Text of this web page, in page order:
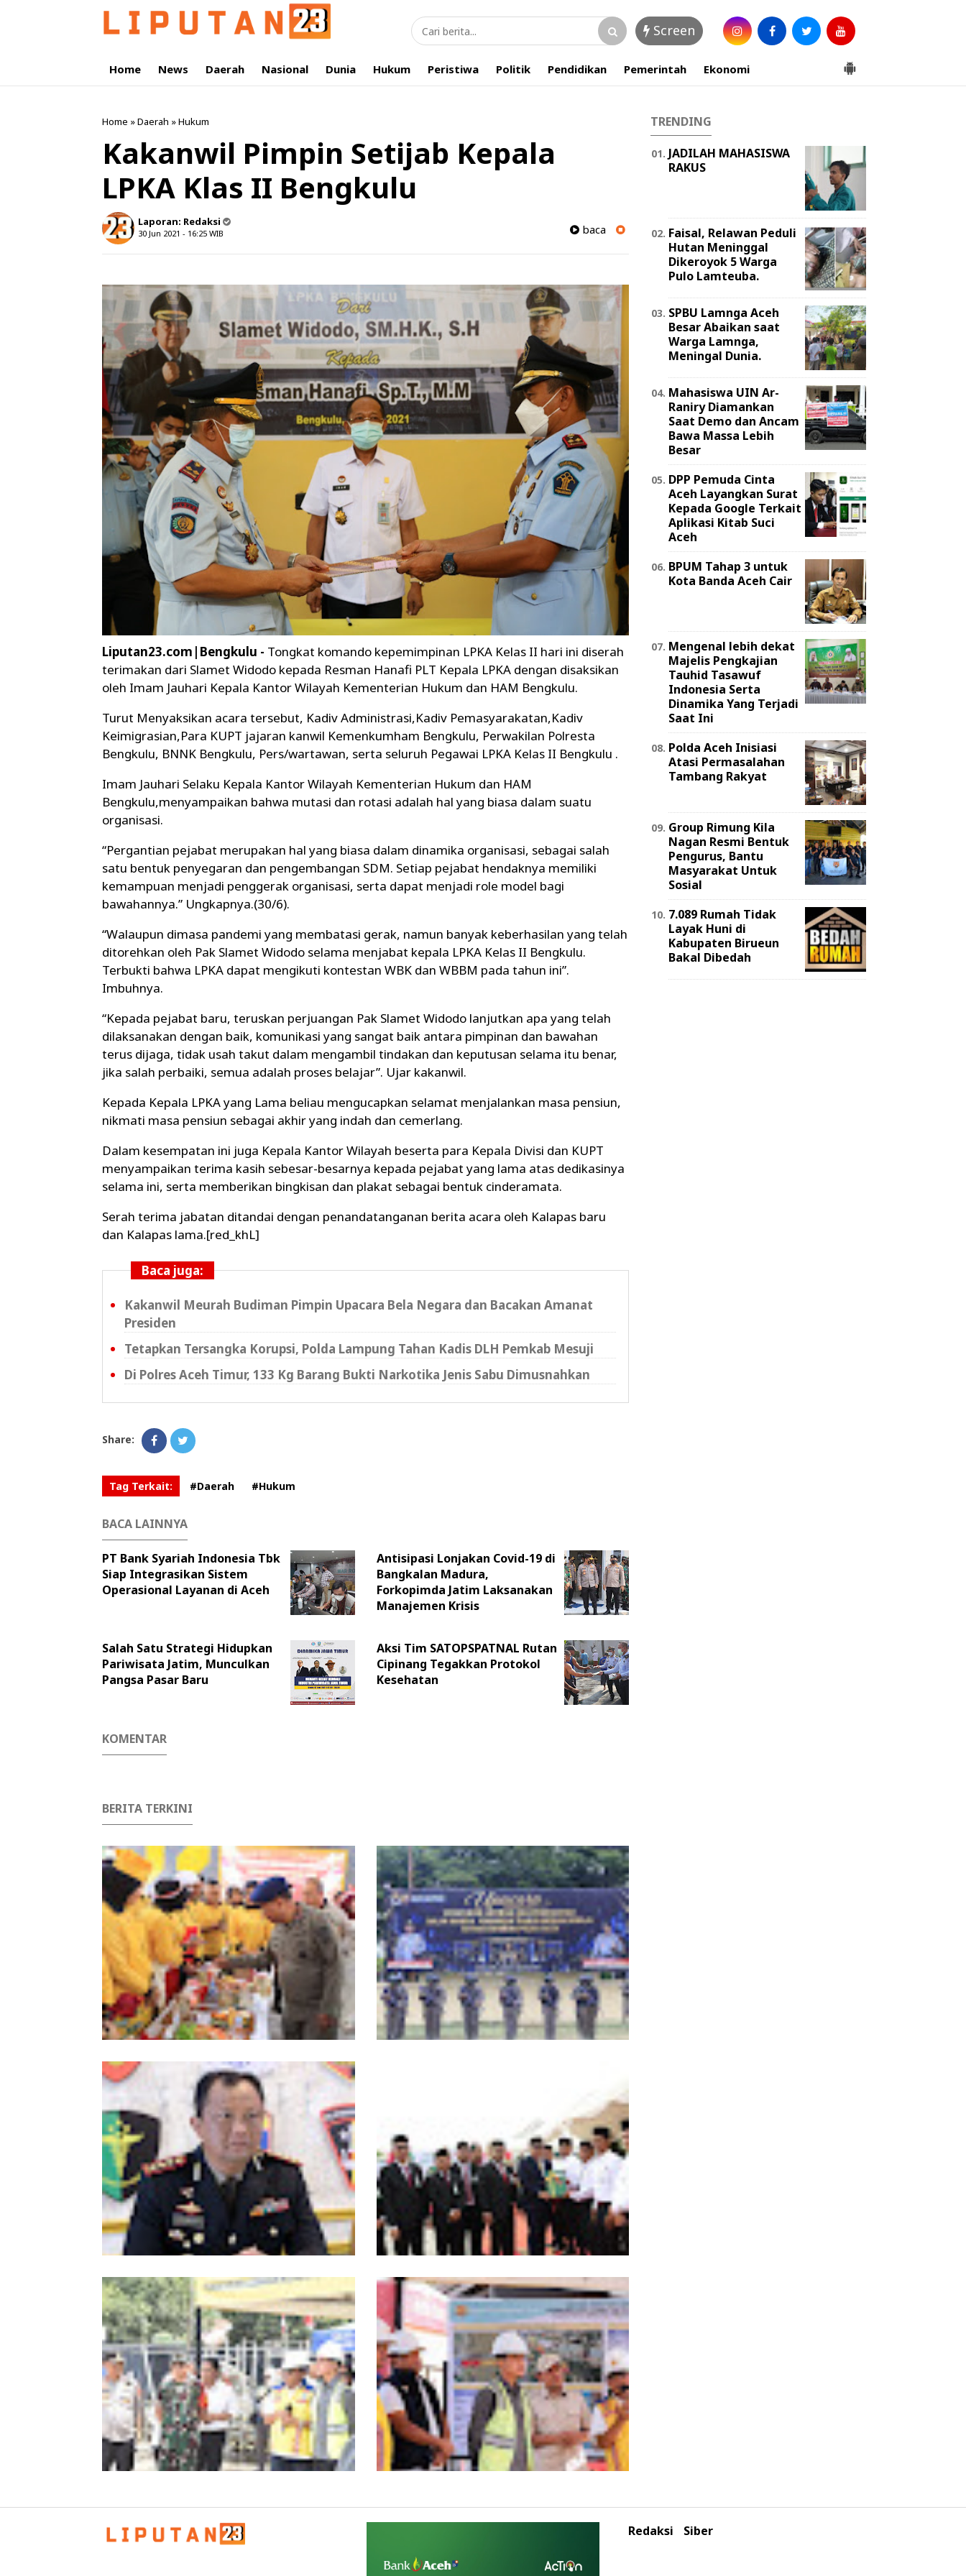
Screen
Home News Daerah Nasional Dunia Hukum Peristiwa Politik Pendidikan Pemerintah Ekonomi
Home »Daerah »Hukum
Kakanwil Pimpin Setijab Kepala
LPKA Klas II Bengkulu
Laporan: Redaksi
30 Jun 2021 - 16:25 WIB baca
Liputan23.com|Bengkulu - Tongkat komando kepemimpinan LPKA Kelas II hari ini diserah
terimakan dari Slamet Widodo kepada Resman Hanafi PLT Kepala LPKA dengan disaksikan
oleh Imam Jauhari Kepala Kantor Wilayah Kementerian Hukum dan HAM Bengkulu.
Turut Menyaksikan acara tersebut, Kadiv Administrasi,Kadiv Pemasyarakatan,Kadiv
Keimigrasian,Para KUPT jajaran kanwil Kemenkumham Bengkulu, Perwakilan Polresta
Bengkulu, BNNK Bengkulu, Pers/wartawan, serta seluruh Pegawai LPKA Kelas II Bengkulu .
Imam Jauhari Selaku Kepala Kantor Wilayah Kementerian Hukum dan HAM
Bengkulu,menyampaikan bahwa mutasi dan rotasi adalah hal yang biasa dalam suatu
organisasi.
“Pergantian pejabat merupakan hal yang biasa dalam dinamika organisasi, sebagai salah
satu bentuk penyegaran dan pengembangan SDM. Setiap pejabat hendaknya memiliki
kemampuan menjadi penggerak organisasi, serta dapat menjadi role model bagi
bawahannya.” Ungkapnya.(30/6).
“Walaupun dimasa pandemi yang membatasi gerak, namun banyak keberhasilan yang telah
ditorehkan oleh Pak Slamet Widodo selama menjabat kepala LPKA Kelas II Bengkulu.
Terbukti bahwa LPKA dapat mengikuti kontestan WBK dan WBBM pada tahun ini”.
Imbuhnya.
“Kepada pejabat baru, teruskan perjuangan Pak Slamet Widodo lanjutkan apa yang telah
dilaksanakan dengan baik, komunikasi yang sangat baik antara pimpinan dan bawahan
terus dijaga, tidak usah takut dalam mengambil tindakan dan keputusan selama itu benar,
jika salah perbaiki, semua adalah proses belajar”. Ujar kakanwil.
Kepada Kepala LPKA yang Lama beliau mengucapkan selamat menjalankan masa pensiun,
nikmati masa pensiun sebagai akhir yang indah dan cemerlang.
Dalam kesempatan ini juga Kepala Kantor Wilayah beserta para Kepala Divisi dan KUPT
menyampaikan terima kasih sebesar-besarnya kepada pejabat yang lama atas dedikasinya
selama ini, serta memberikan bingkisan dan plakat sebagai bentuk cinderamata.
Serah terima jabatan ditandai dengan penandatanganan berita acara oleh Kalapas baru
dan Kalapas lama.[red_khL]
Baca juga:
Kakanwil Meurah Budiman Pimpin Upacara Bela Negara dan Bacakan Amanat
Presiden
Tetapkan Tersangka Korupsi, Polda Lampung Tahan Kadis DLH Pemkab Mesuji
Di Polres Aceh Timur, 133 Kg Barang Bukti Narkotika Jenis Sabu Dimusnahkan
Share:
Tag Terkait: #Daerah #Hukum
BACA LAINNYA
PT Bank Syariah Indonesia Tbk
Siap Integrasikan Sistem
Operasional Layanan di Aceh
Antisipasi Lonjakan Covid-19 di
Bangkalan Madura,
Forkopimda Jatim Laksanakan
Manajemen Krisis
Salah Satu Strategi Hidupkan
Pariwisata Jatim, Munculkan
Pangsa Pasar Baru
Aksi Tim SATOPSPATNAL Rutan
Cipinang Tegakkan Protokol
Kesehatan
KOMENTAR
BERITA TERKINI
Meriahkan HUT Ke-81 Kemerdekaan RI,
Polda Aceh Gelar Lomba Memasak Nasi
Goreng dan Aneka Minuman
Kapolda Aceh Tutup Pembinaan Tradisi
dan Pembaretan 65 Bintara Remaja
Satbrimob Polda Aceh
Kombes Andi Kirana Diperiksa Mabes
Polri, Kapolda Tunjuk Kabid TIK sebagai
Pelaksana Tugas Kapolresta Banda Aceh
HUT ke-53 Bank Aceh: Momentum
Memperkuat Amanah, Menumbuhkan
Keberkahan Bagi Aceh
Kapolda Aceh Bersama Forkopimda
Kunjungi Aceh, Pastikan Pemulihan
TRENDING
JADILAH MAHASISWA
RAKUS
Faisal, Relawan Peduli
Hutan Meninggal
Dikeroyok 5 Warga
Pulo Lamteuba.
SPBU Lamnga Aceh
Besar Abaikan saat
Warga Lamnga,
Meningal Dunia.
Mahasiswa UIN Ar-
Raniry Diamankan
Saat Demo dan Ancam
Bawa Massa Lebih
Besar
DPP Pemuda Cinta
Aceh Layangkan Surat
Kepada Google Terkait
Aplikasi Kitab Suci
Aceh
BPUM Tahap 3 untuk
Kota Banda Aceh Cair
Mengenal lebih dekat
Majelis Pengkajian
Tauhid Tasawuf
Indonesia Serta
Dinamika Yang Terjadi
Saat Ini
Polda Aceh Inisiasi
Atasi Permasalahan
Tambang Rakyat
Group Rimung Kila
Nagan Resmi Bentuk
Pengurus, Bantu
Masyarakat Untuk
Sosial
7.089 Rumah Tidak
Layak Huni di
Kabupaten Birueun
Bakal Dibedah
Redaksi Siber